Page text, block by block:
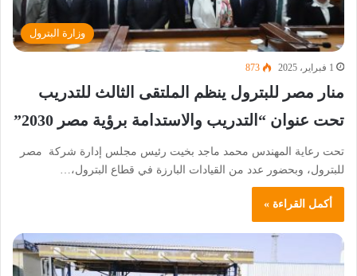
وزارة البترول
1 فبراير، 2025 873
منار مصر للبترول ينظم الملتقى الثالث للتدريب
تحت عنوان “التدريب والاستدامة برؤية مصر 2030”
تحت رعاية المهندس محمد ماجد بخيت رئيس مجلس إدارة شركة مصر
للبترول، وبحضور عدد من القيادات البارزة في قطاع البترول،…
أكمل القراءة »